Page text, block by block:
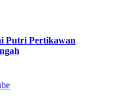
Putri Pertikawan